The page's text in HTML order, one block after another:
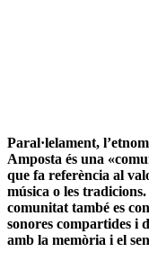
Paral·lelament,
Amposta és una
que fa referència al
música o les
comunitat també es
sonores compartides i
amb la memòria i el